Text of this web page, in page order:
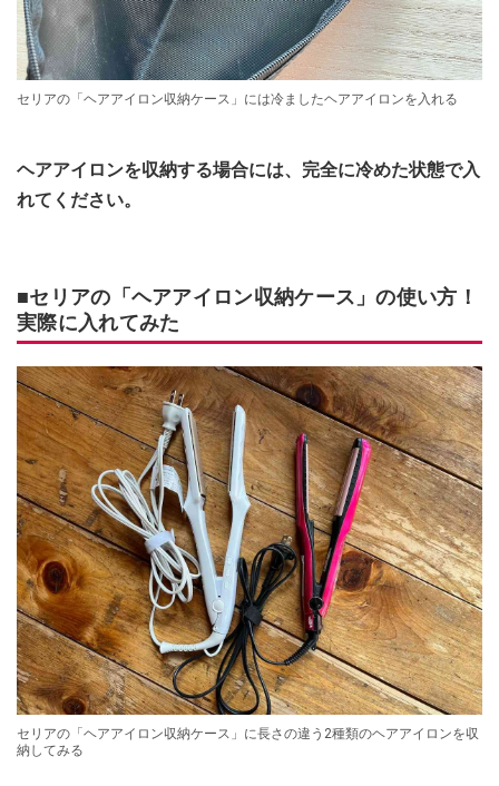
セリアの「ヘアアイロン収納ケース」には冷ましたヘアアイロンを入れる
ヘアアイロンを収納する場合には、完全に冷めた状態で入
れてください。
■セリアの「ヘアアイロン収納ケース」の使い方！
実際に入れてみた
セリアの「ヘアアイロン収納ケース」に長さの違う2種類のヘアアイロンを収
納してみる